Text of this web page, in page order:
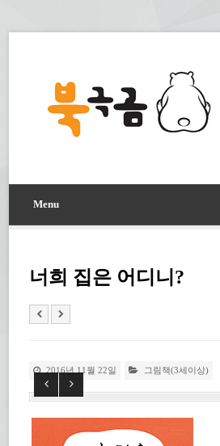
Menu
너희 집은 어디니?
2016년 11월 22일 그림책(3세이상)